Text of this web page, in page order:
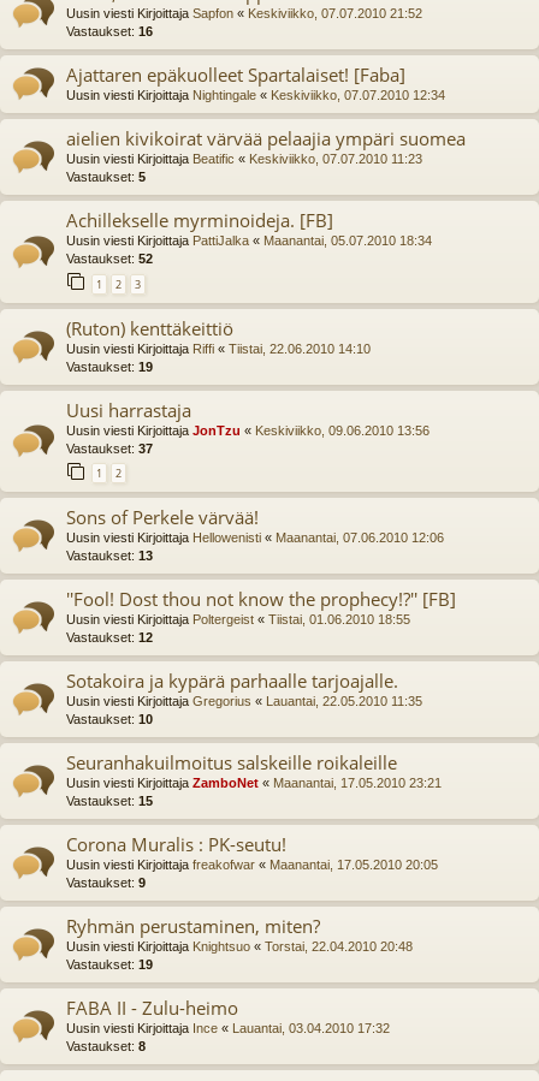
Uusin viesti Kirjoittaja Sapfon « Keskiviikko, 07.07.2010 21:52
Vastaukset: 16
Ajattaren epäkuolleet Spartalaiset! [Faba]
Uusin viesti Kirjoittaja Nightingale « Keskiviikko, 07.07.2010 12:34
aielien kivikoirat värvää pelaajia ympäri suomea
Uusin viesti Kirjoittaja Beatific « Keskiviikko, 07.07.2010 11:23
Vastaukset: 5
Achillekselle myrminoideja. [FB]
Uusin viesti Kirjoittaja PattiJalka « Maanantai, 05.07.2010 18:34
Vastaukset: 52
1 2 3
(Ruton) kenttäkeittiö
Uusin viesti Kirjoittaja Riffi « Tiistai, 22.06.2010 14:10
Vastaukset: 19
Uusi harrastaja
Uusin viesti Kirjoittaja JonTzu « Keskiviikko, 09.06.2010 13:56
Vastaukset: 37
1 2
Sons of Perkele värvää!
Uusin viesti Kirjoittaja Hellowenisti « Maanantai, 07.06.2010 12:06
Vastaukset: 13
''Fool! Dost thou not know the prophecy!?'' [FB]
Uusin viesti Kirjoittaja Poltergeist « Tiistai, 01.06.2010 18:55
Vastaukset: 12
Sotakoira ja kypärä parhaalle tarjoajalle.
Uusin viesti Kirjoittaja Gregorius « Lauantai, 22.05.2010 11:35
Vastaukset: 10
Seuranhakuilmoitus salskeille roikaleille
Uusin viesti Kirjoittaja ZamboNet « Maanantai, 17.05.2010 23:21
Vastaukset: 15
Corona Muralis : PK-seutu!
Uusin viesti Kirjoittaja freakofwar « Maanantai, 17.05.2010 20:05
Vastaukset: 9
Ryhmän perustaminen, miten?
Uusin viesti Kirjoittaja Knightsuo « Torstai, 22.04.2010 20:48
Vastaukset: 19
FABA II - Zulu-heimo
Uusin viesti Kirjoittaja Ince « Lauantai, 03.04.2010 17:32
Vastaukset: 8